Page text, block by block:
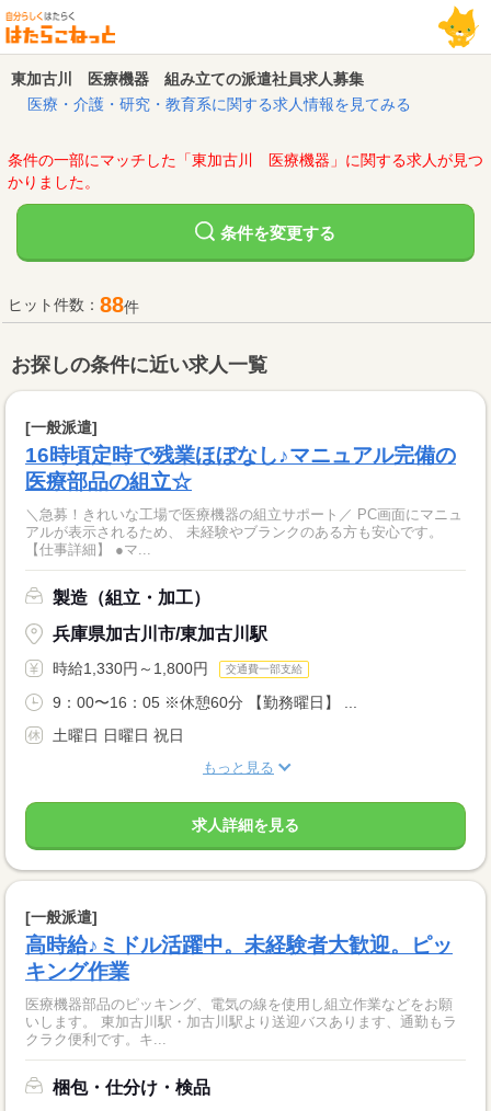
東加古川 医療機器 組み立ての派遣社員求人募集
医療・介護・研究・教育系に関する求人情報を見てみる
条件の一部にマッチした「東加古川 医療機器」に関する求人が見つ
かりました。
条件を変更する
ヒット件数： 88件
お探しの条件に近い求人一覧
[一般派遣]
16時頃定時で残業ほぼなし♪マニュアル完備の
医療部品の組立☆
＼急募！きれいな工場で医療機器の組立サポート／ PC画面にマニュ
アルが表示されるため、 未経験やブランクのある方も安心です。
【仕事詳細】 ●マ...
製造（組立・加工）
兵庫県加古川市/東加古川駅
時給1,330円～1,800円 交通費一部支給
9：00〜16：05 ※休憩60分 【勤務曜日】 ...
土曜日 日曜日 祝日
もっと見る
求人詳細を見る
[一般派遣]
高時給♪ミドル活躍中。未経験者大歓迎。ピッ
キング作業
医療機器部品のピッキング、電気の線を使用し組立作業などをお願
いします。 東加古川駅・加古川駅より送迎バスあります、通勤もラ
クラク便利です。キ...
梱包・仕分け・検品